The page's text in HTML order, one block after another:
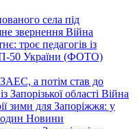
села під
звернення Війна
троє педагогів із
50 України (ФОТО)
а потім став до
Запорізької області Війна
зими для Запоріжжя: у
Новини